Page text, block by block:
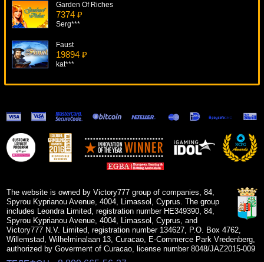
Garden Of Riches
7374 ₽
Serg***
Faust
19894 ₽
kat***
African Simba
17476 ₽
tank***
Kings Of Chicago
The website is owned by Victory777 group of companies, 84,
Spyrou Kyprianou Avenue, 4004, Limassol, Cyprus. The group
includes Leondra Limited, registration number HE349390, 84,
Spyrou Kyprianou Avenue, 4004, Limassol, Cyprus, and
Victory777 N.V. Limited, registration number 134627, P.O. Box 4762,
Willemstad, Wilhelminalaan 13, Curacao, E-Commerce Park Vredenberg,
authorized by Goverment of Curacao, license number 8048/JAZ2015-009